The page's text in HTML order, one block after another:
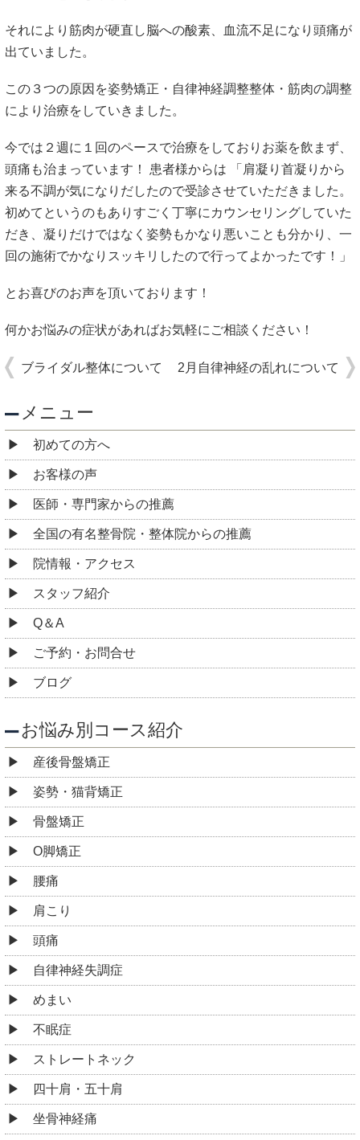
それにより筋肉が硬直し脳への酸素、血流不足になり頭痛が
出ていました。
この３つの原因を姿勢矯正・自律神経調整整体・筋肉の調整
により治療をしていきました。
今では２週に１回のペースで治療をしておりお薬を飲まず、
頭痛も治まっています！ 患者様からは 「肩凝り首凝りから
来る不調が気になりだしたので受診させていただきました。
初めてというのもありすごく丁寧にカウンセリングしていた
だき、凝りだけではなく姿勢もかなり悪いことも分かり、一
回の施術でかなりスッキリしたので行ってよかったです！」
とお喜びのお声を頂いております！
何かお悩みの症状があればお気軽にご相談ください！
ブライダル整体について 2月自律神経の乱れについて
メニュー
初めての方へ
お客様の声
医師・専門家からの推薦
全国の有名整骨院・整体院からの推薦
院情報・アクセス
スタッフ紹介
Q＆A
ご予約・お問合せ
ブログ
お悩み別コース紹介
産後骨盤矯正
姿勢・猫背矯正
骨盤矯正
O脚矯正
腰痛
肩こり
頭痛
自律神経失調症
めまい
不眠症
ストレートネック
四十肩・五十肩
坐骨神経痛